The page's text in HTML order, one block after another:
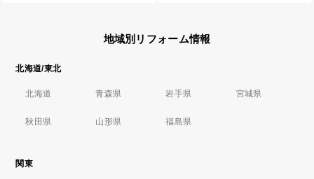
地域別リフォーム情報
北海道/東北
北海道 青森県 岩手県 宮城県
秋田県 山形県 福島県
関東